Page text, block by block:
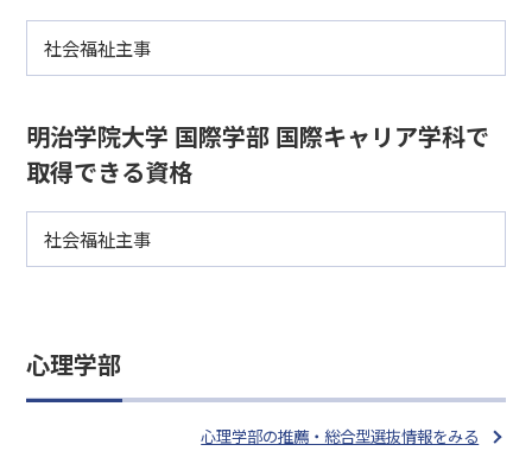
社会福祉主事
明治学院大学 国際学部 国際キャリア学科で
取得できる資格
社会福祉主事
心理学部
心理学部の推薦・総合型選抜情報をみる